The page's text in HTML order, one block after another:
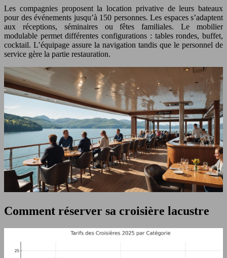
Les compagnies proposent la location privative de leurs bateaux
pour des événements jusqu’à 150 personnes. Les espaces s’adaptent
aux réceptions, séminaires ou fêtes familiales. Le mobilier
modulable permet différentes configurations : tables rondes, buffet,
cocktail. L’équipage assure la navigation tandis que le personnel de
service gère la partie restauration.
Comment réserver sa croisière lacustre